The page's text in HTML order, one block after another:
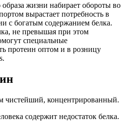
жизни набирает обороты во
вырастает потребность в
с богатым содержанием белка.
не превышая при этом
специальные
протеин оптом и в розницу
чистейший, концентрированный.
содержит недостаток белка.